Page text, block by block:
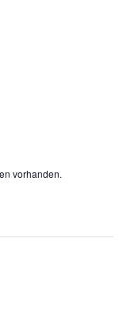
vorhanden.